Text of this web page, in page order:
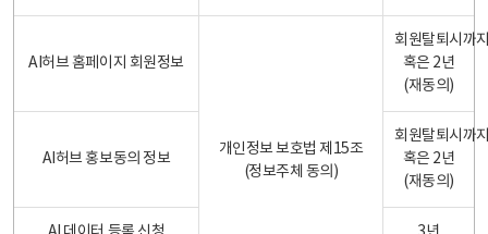
AI허브 홈페이지 회원정보
개인정보 보호법 제15조
(정보주체 동의)
회원탈퇴시까
혹은 2년
(재동의)
AI허브 홍보동의 정보
회원탈퇴시까
혹은 2년
(재동의)